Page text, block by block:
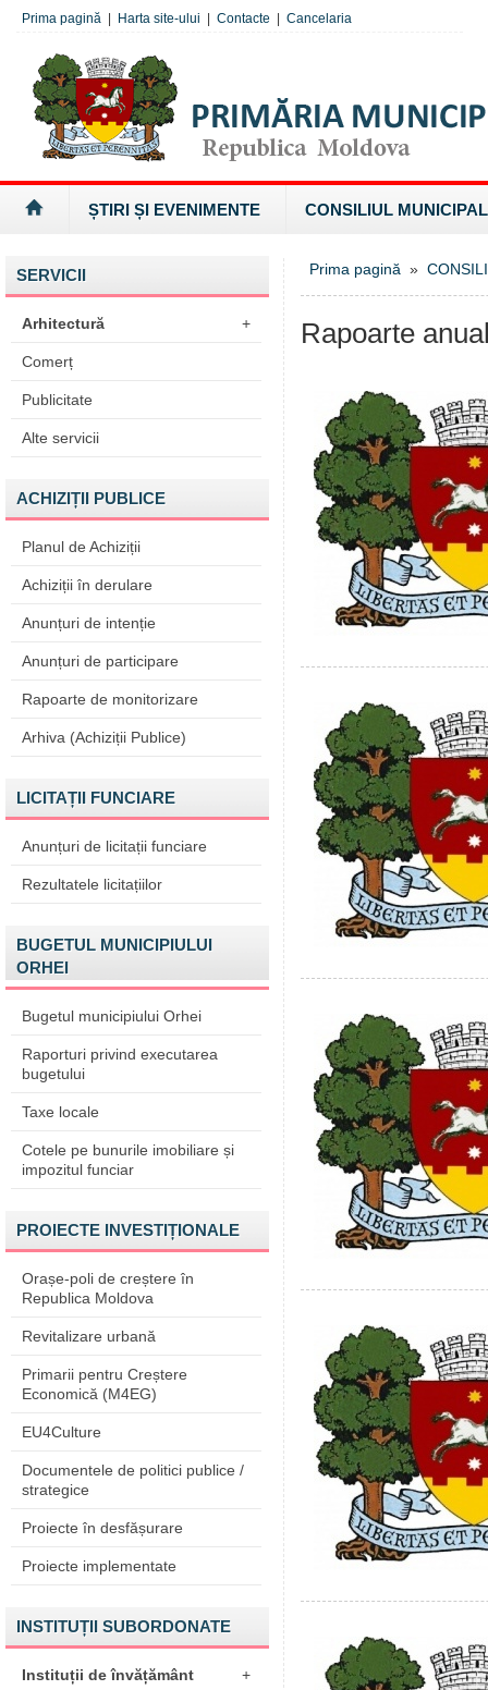
Prima pagină Harta site-ului Contacte Cancelaria
ȘTIRI ȘI EVENIMENTE CONSILIUL MUNICIPAL
SERVICII
Arhitectură +
Comerț
Publicitate
Alte servicii
ACHIZIȚII PUBLICE
Planul de Achiziții
Achiziții în derulare
Anunțuri de intenție
Anunțuri de participare
Rapoarte de monitorizare
Arhiva (Achiziții Publice)
LICITAȚII FUNCIARE
Anunțuri de licitații funciare
Rezultatele licitațiilor
BUGETUL MUNICIPIULUI
ORHEI
Bugetul municipiului Orhei
Raporturi privind executarea
bugetului
Taxe locale
Cotele pe bunurile imobiliare și
impozitul funciar
PROIECTE INVESTIȚIONALE
Orașe-poli de creștere în
Republica Moldova
Revitalizare urbană
Primarii pentru Creștere
Economică (M4EG)
EU4Culture
Documentele de politici publice /
strategice
Proiecte în desfășurare
Proiecte implementate
INSTITUȚII SUBORDONATE
Instituții de învățământ +
Prima pagină »
Rapoarte